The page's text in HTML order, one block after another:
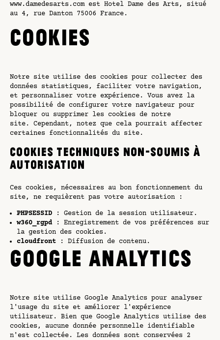
www.damedesarts.com est Hotel Dame des Arts, situé
au 4, rue Danton 75006 France.
COOKIES
Notre site utilise des cookies pour collecter des
données statistiques, faciliter votre navigation,
et personnaliser votre expérience. Vous avez la
possibilité de configurer votre navigateur pour
bloquer ou supprimer les cookies de notre
site. Cependant, notez que cela pourrait affecter
certaines fonctionnalités du site.
Cookies Techniques non-soumis à
autorisation
Ces cookies, nécessaires au bon fonctionnement du
site, ne requièrent pas votre autorisation :
PHPSESSID
: Gestion de la session utilisateur.
w360_rgpd
: Enregistrement de vos préférences sur
la gestion des cookies.
cloudfront
: Diffusion de contenu.
GOOGLE ANALYTICS
Notre site utilise Google Analytics pour analyser
l'usage du site et améliorer l'expérience
utilisateur. Bien que Google Analytics utilise des
cookies, aucune donnée personnelle identifiable
n'est collectée. Les données sont conservées 2